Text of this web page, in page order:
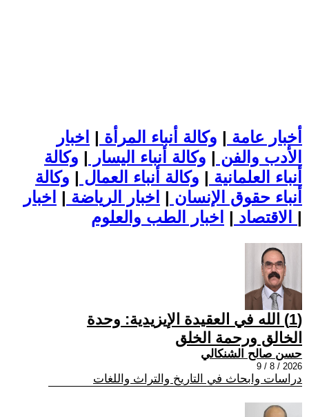
أخبار عامة | وكالة أنباء المرأة | اخبار
الأدب والفن | وكالة أنباء اليسار | وكالة
أنباء العلمانية | وكالة أنباء العمال | وكالة
أنباء حقوق الإنسان | اخبار الرياضة | اخبار
الاقتصاد | |
(1) الله في العقيدة الإيزيدية: وحدة
الخالق ورحمة الخلق
حسن صالح الشنكالي
2026 / 8 / 9
دراسات وابحاث في التاريخ والتراث واللغات